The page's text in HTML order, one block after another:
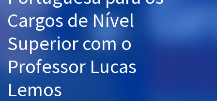
OAB
Questões grátis
Cargos de Nível
Superior com o
Professor Lucas
Lemos